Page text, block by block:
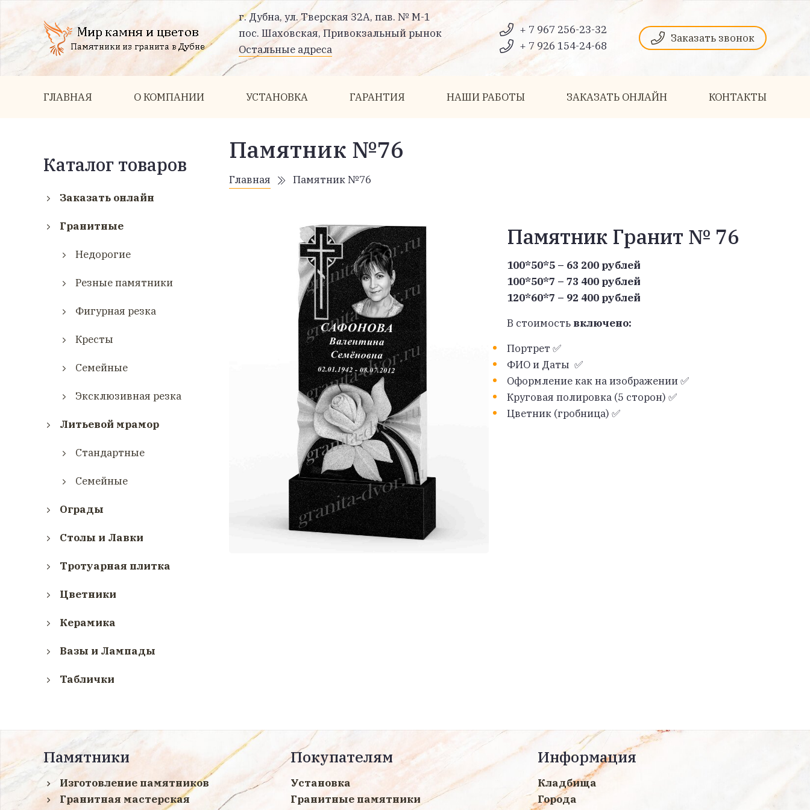
г. Дубна, ул. Тверская 32А, пав. № М-1
пос. Шаховская, Привокзальный рынок
Остальные адреса
+ 7 967 256-23-32
+ 7 926 154-24-68
Заказать звонок
ГЛАВНАЯ О КОМПАНИИ УСТАНОВКА ГАРАНТИЯ НАШИ РАБОТЫ ЗАКАЗАТЬ ОНЛАЙН КОНТАКТЫ
Каталог товаров
Заказать онлайн
Гранитные
Недорогие
Резные памятники
Фигурная резка
Кресты
Семейные
Эксклюзивная резка
Литьевой мрамор
Стандартные
Семейные
Ограды
Столы и Лавки
Тротуарная плитка
Цветники
Керамика
Вазы и Лампады
Таблички
Памятник №76
Главная Памятник №76
Памятник Гранит № 76
100*50*5 – 63 200 рублей
100*50*7 – 73 400 рублей
120*60*7 – 92 400 рублей
В стоимость включено:
Портрет ✅
ФИО и Даты ✅
Оформление как на изображении ✅
Круговая полировка (5 сторон) ✅
Цветник (гробница) ✅
Памятники
Изготовление памятников
Гранитная мастерская
Покупателям
Установка
Гранитные памятники
Информация
Кладбища
Города